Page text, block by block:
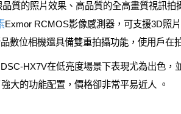
質的照片效果、高品質的全高畫質視訊
Exmor RCMOS影像感測器，可支援3D照
數位相機還具備雙重拍攝功能，使用戶在
HX7V在低亮度場景下表現尤為出色，
大的功能配置，價格卻非常平易近人 。